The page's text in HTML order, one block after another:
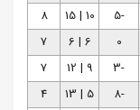
-5
10 | 15
8
0
6 | 6
7
-3
9 | 12
7
-8
5 | 13
4